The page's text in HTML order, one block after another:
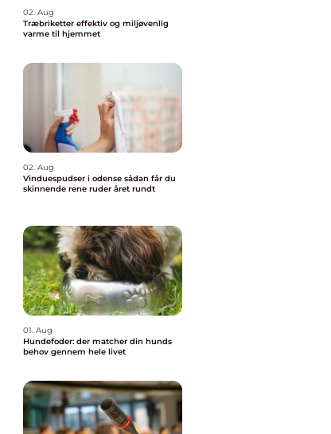
02. Aug
Træbriketter effektiv og miljøvenlig
varme til hjemmet
02. Aug
Vinduespudser i odense sådan får du
skinnende rene ruder året rundt
01. Aug
Hundefoder: der matcher din hunds
behov gennem hele livet